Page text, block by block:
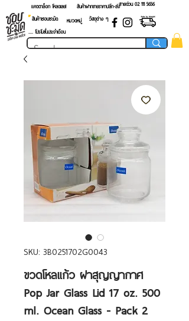
แคตตาล็อก โหลดเลย! สายด่วน 02 ​111 5656
สินค้าฝากขายราคาปลีก-ส่ง
สินค้าชอบชะมัด
หมวดหมู่
วัสดุต่าง ๆ
.... โปรโมชั่นประจำเดือน
SKU: 3B0251702G0043
ขวดโหลแก้ว ฝาสุญญากาศ
Pop Jar Glass Lid 17 oz. 500
ml. Ocean Glass - Pack 2